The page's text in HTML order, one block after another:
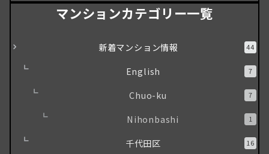
マンションカテゴリー一覧
新着マンション情報 44
English 7
Chuo-ku 7
Nihonbashi 1
千代田区 16